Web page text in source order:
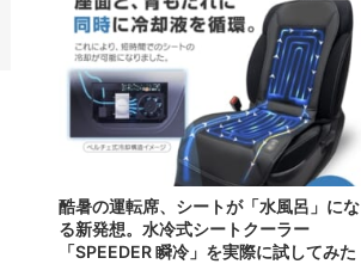
酷暑の運転席、シートが「水風呂」にな
る新発想。水冷式シートクーラー
「SPEEDER 瞬冷」を実際に試してみた